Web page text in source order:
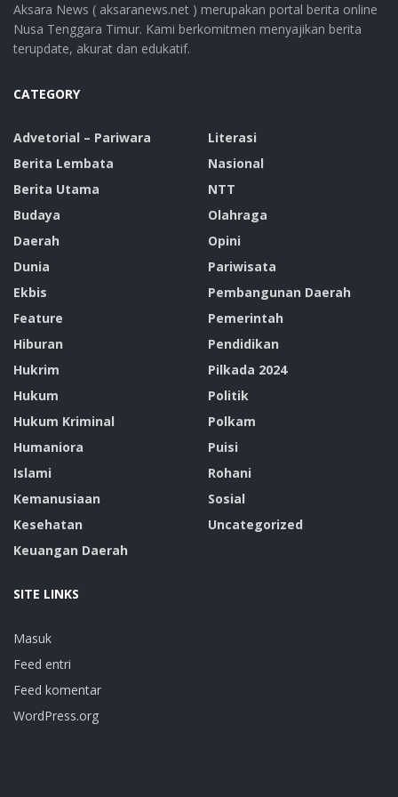
Aksara News ( aksaranews.net ) merupakan portal berita online
Nusa Tenggara Timur. Kami berkomitmen menyajikan berita
terupdate, akurat dan edukatif.
CATEGORY
Advetorial – Pariwara
Berita Lembata
Berita Utama
Budaya
Daerah
Dunia
Ekbis
Feature
Hiburan
Hukrim
Hukum
Hukum Kriminal
Humaniora
Islami
Kemanusiaan
Kesehatan
Keuangan Daerah
Literasi
Nasional
NTT
Olahraga
Opini
Pariwisata
Pembangunan Daerah
Pemerintah
Pendidikan
Pilkada 2024
Politik
Polkam
Puisi
Rohani
Sosial
Uncategorized
SITE LINKS
Masuk
Feed entri
Feed komentar
WordPress.org